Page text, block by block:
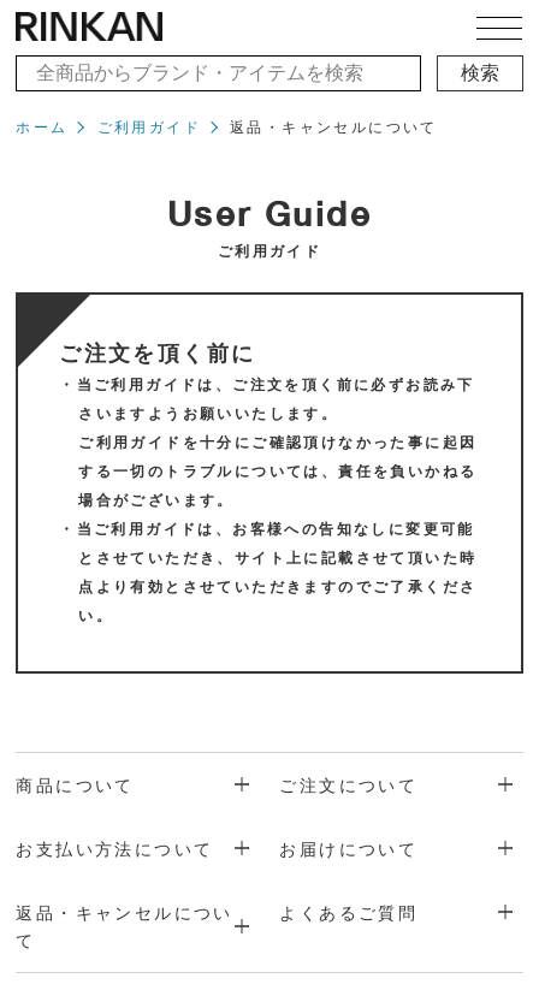
ホーム ご利用ガイド 返品・キャンセルについて
User Guide
ご利用ガイド
ご注文を頂く前に
・当ご利用ガイドは、ご注文を頂く前に必ずお読み下
さいますようお願いいたします。
ご利用ガイドを十分にご確認頂けなかった事に起因
する一切のトラブルについては、責任を負いかねる
場合がございます。
・当ご利用ガイドは、お客様への告知なしに変更可能
とさせていただき、サイト上に記載させて頂いた時
点より有効とさせていただきますのでご了承くださ
い。
商品について ご注文について
お支払い方法について お届けについて
返品・キャンセルについ
て
よくあるご質問